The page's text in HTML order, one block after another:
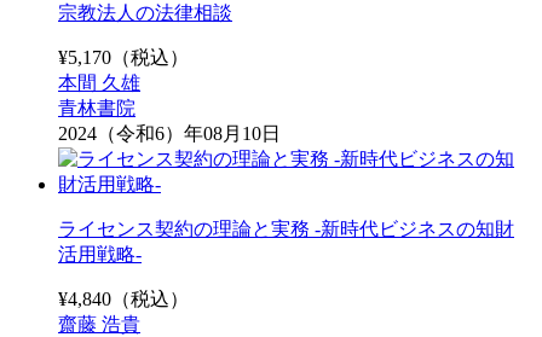
宗教法人の法律相談
¥5,170 （税込）
本間 久雄
青林書院
2024（令和6）年08月10日
ライセンス契約の理論と実務 -新時代ビジネスの知財
活用戦略-
¥4,840 （税込）
齋藤 浩貴